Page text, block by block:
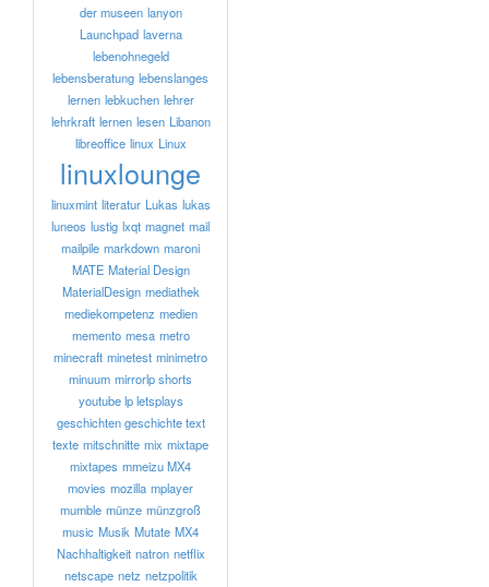
der museen lanyon
Launchpad laverna
lebenohnegeld
lebensberatung lebenslanges
lernen lebkuchen lehrer
lehrkraft lernen lesen Libanon
libreoffice linux Linux
linuxlounge
linuxmint literatur Lukas lukas
luneos lustig lxqt magnet mail
mailpile markdown maroni
MATE Material Design
MaterialDesign mediathek
mediekompetenz medien
memento mesa metro
minecraft minetest minimetro
minuum mirrorlp shorts
youtube lp letsplays
geschichten geschichte text
texte mitschnitte mix mixtape
mixtapes mmeizu MX4
movies mozilla mplayer
mumble münze münzgroß
music Musik Mutate MX4
Nachhaltigkeit natron netflix
netscape netz netzpolitik